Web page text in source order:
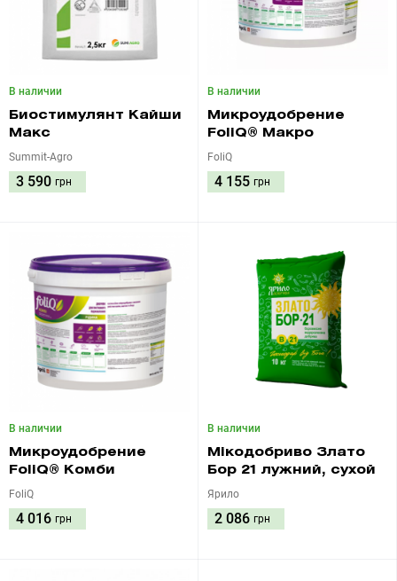
В наличии
Биостимулянт Кайши
Макс
Summit-Agro
3 590 грн
В наличии
Микроудобрение
FoliQ® Макро
FoliQ
4 155 грн
В наличии
Микроудобрение
FoliQ® Комби
FoliQ
4 016 грн
В наличии
Мікодобриво Злато
Бор 21 лужний, сухой
Ярило
2 086 грн